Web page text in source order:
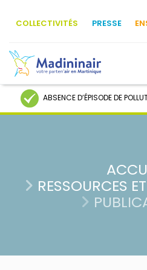
COLLECTIVITÉS PRESSE
ABSENCE D’ÉPISODE DE
RESSOURCES